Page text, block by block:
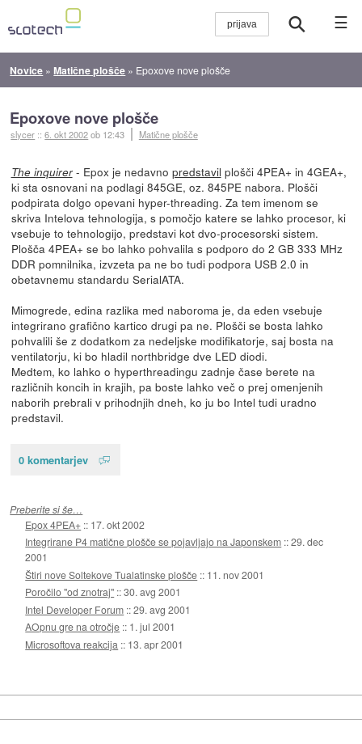
☰
Novice »Matične plošče » Epoxove nove plošče
Epoxove nove plošče
slycer ::6. okt 2002ob 12:43 Matične plošče
The inquirer- Epox je nedavno predstavil plošči 4PEA+ in 4GEA+,
ki sta osnovani na podlagi 845GE, oz. 845PE nabora. Plošči
podpirata dolgo opevani hyper-threading. Za tem imenom se
skriva Intelova tehnologija, s pomočjo katere se lahko procesor, ki
vsebuje to tehnologijo, predstavi kot dvo-procesorski sistem.
Plošča 4PEA+ se bo lahko pohvalila s podporo do 2 GB 333 MHz
DDR pomnilnika, izvzeta pa ne bo tudi podpora USB 2.0 in
obetavnemu standardu SerialATA.
Mimogrede, edina razlika med naboroma je, da eden vsebuje
integrirano grafično kartico drugi pa ne. Plošči se bosta lahko
pohvalili še z dodatkom za nedeljske modifikatorje, saj bosta na
ventilatorju, ki bo hladil northbridge dve LED diodi.
Medtem, ko lahko o hyperthreadingu zadnje čase berete na
različnih koncih in krajih, pa boste lahko več o prej omenjenih
naborih prebrali v prihodnjih dneh, ko ju bo Intel tudi uradno
predstavil.
0 komentarjev
Preberite si še…
Epox 4PEA+ :: 17. okt 2002
Integrirane P4 matične plošče se pojavljajo na Japonskem ::29. dec
2001
Štiri nove Soltekove Tualatinske plošče :: 11. nov 2001
Poročilo "od znotraj" ::30. avg 2001
Intel Developer Forum ::29. avg 2001
AOpnu gre na otročje :: 1. jul 2001
Microsoftova reakcija :: 13. apr 2001